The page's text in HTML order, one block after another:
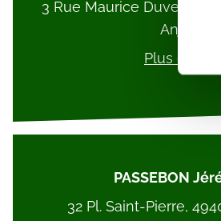
3 Rue Maurice Duveau,
Anjou
Plus d'info
PASSEBON
32 Pl. Saint-Pierre,